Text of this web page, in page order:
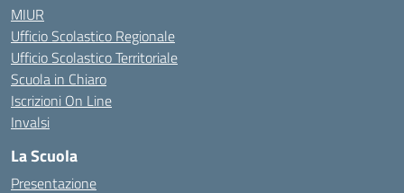
MIUR
Ufficio Scolastico Regionale
Ufficio Scolastico Territoriale
Scuola in Chiaro
Iscrizioni On Line
Invalsi
La Scuola
Presentazione